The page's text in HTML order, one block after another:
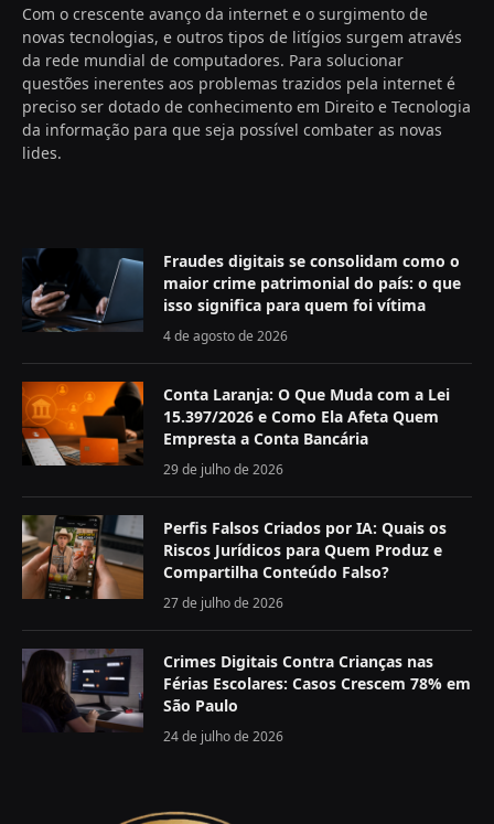
Com o crescente avanço da internet e o surgimento de
novas tecnologias, e outros tipos de litígios surgem através
da rede mundial de computadores. Para solucionar
questões inerentes aos problemas trazidos pela internet é
preciso ser dotado de conhecimento em Direito e Tecnologia
da informação para que seja possível combater as novas
lides.
Fraudes digitais se consolidam como o
maior crime patrimonial do país: o que
isso significa para quem foi vítima
4 de agosto de 2026
Conta Laranja: O Que Muda com a Lei
15.397/2026 e Como Ela Afeta Quem
Empresta a Conta Bancária
29 de julho de 2026
Perfis Falsos Criados por IA: Quais os
Riscos Jurídicos para Quem Produz e
Compartilha Conteúdo Falso?
27 de julho de 2026
Crimes Digitais Contra Crianças nas
Férias Escolares: Casos Crescem 78% em
São Paulo
24 de julho de 2026